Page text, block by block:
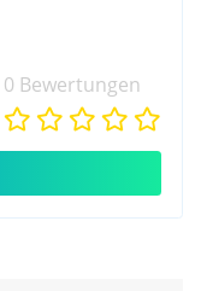
0 Bewertungen